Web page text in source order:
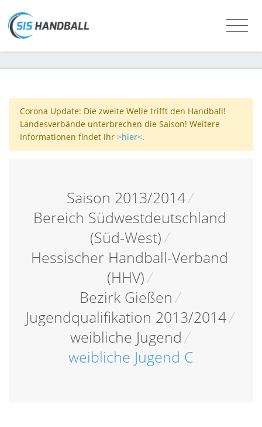
Corona Update: Die zweite Welle trifft den Handball!
Landesverbände unterbrechen die Saison! Weitere
Informationen findet Ihr >hier<.
Saison 2013/2014/
Bereich Südwestdeutschland
(Süd-West)/
Hessischer Handball-Verband
(HHV)/
Bezirk Gießen/
Jugendqualifikation 2013/2014/
weibliche Jugend/
weibliche Jugend C